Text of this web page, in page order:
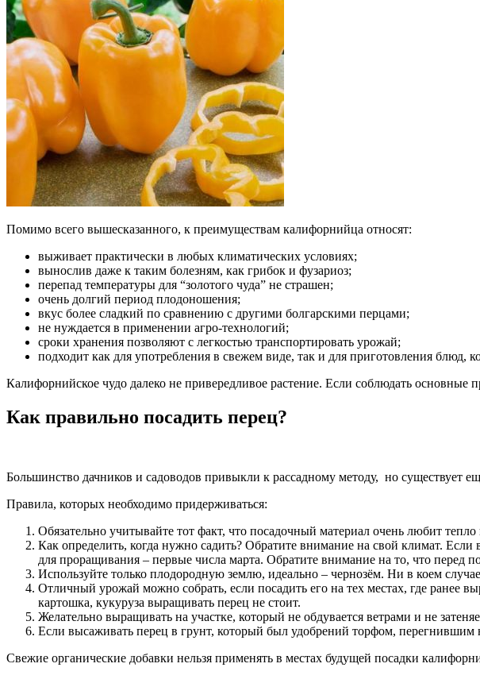
Помимо всего вышесказанного, к преимуществам калифорнийца относят:
выживает практически в любых климатических условиях;
вынослив даже к таким болезням, как грибок и фузариоз;
перепад температуры для “золотого чуда” не страшен;
очень долгий период плодоношения;
вкус более сладкий по сравнению с другими болгарскими перцами;
не нуждается в применении агро-технологий;
сроки хранения позволяют с легкостью транспортировать урожай;
подходит как для употребления в свежем виде, так и для приготовления блюд,
Калифорнийское чудо далеко не привередливое растение. Если соблюдать
Как правильно посадить перец?
Большинство дачников и садоводов привыкли к рассадному методу, но существует
Правила, которых необходимо придерживаться:
Обязательно учитывайте тот факт, что посадочный материал очень любит
Как определить, когда нужно садить? Обратите внимание на свой климат.
для проращивания – первые числа марта. Обратите внимание на то, что перед
Используйте только плодородную землю, идеально – чернозём. Ни в коем
Отличный урожай можно собрать, если посадить его на тех местах, где ранее
картошка, кукуруза выращивать перец не стоит.
Желательно выращивать на участке, который не обдувается ветрами и не
Если высаживать перец в грунт, который был удобрений торфом, перегнившим
Свежие органические добавки нельзя применять в местах будущей посадки